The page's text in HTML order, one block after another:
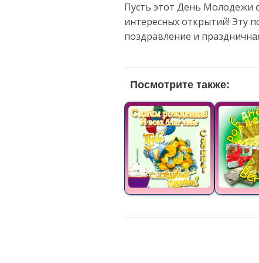
Пусть этот День Молодежи
интересных открытий! Эту
поздравление и
Посмотрите также: